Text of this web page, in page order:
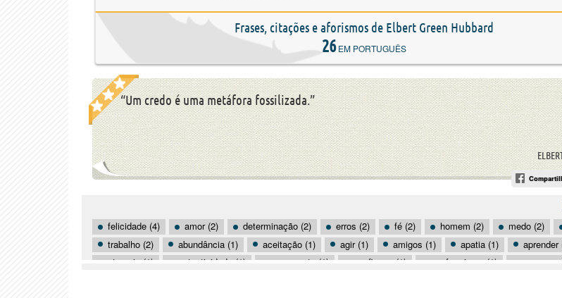
Frases, citações e aforismos de Elbert Green Hubbard
26EM PORTUGUÊS
“Um credo é uma metáfora fossilizada.”
felicidade (4) amor (2) determinação (2) erros (2) fé (2) homem (2) medo (2)
trabalho (2)
abundância (1) aceitação (1) agir (1) amigos (1) apatia (1)
aprender
ataraxia (1)
autenticidade (1) casamento (1) confiança (1) conformismo (1)